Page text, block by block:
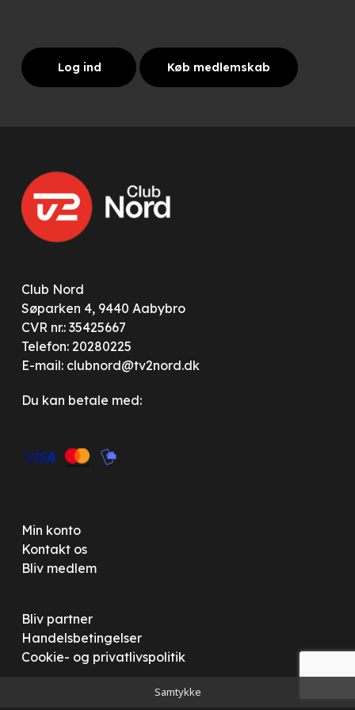
Log ind Køb medlemskab
Club Nord
Søparken 4, 9440 Aabybro
CVR nr.: 35425667
Telefon: 20280225
E-mail: clubnord@tv2nord.dk
Du kan betale med:
Min konto
Kontakt os
Bliv medlem
Bliv partner
Handelsbetingelser
Cookie- og privatlivspolitik
Samtykke